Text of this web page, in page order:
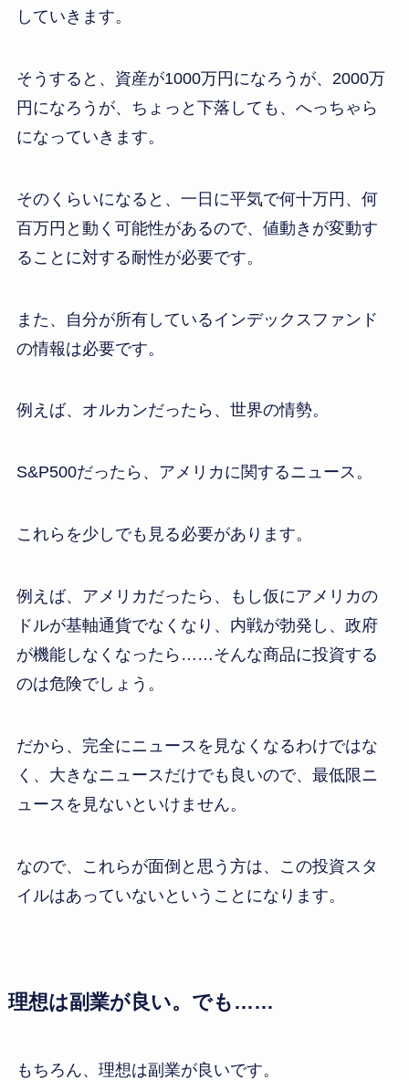
していきます。
そうすると、資産が1000万円になろうが、2000万
円になろうが、ちょっと下落しても、へっちゃら
になっていきます。
そのくらいになると、一日に平気で何十万円、何
百万円と動く可能性があるので、値動きが変動す
ることに対する耐性が必要です。
また、自分が所有しているインデックスファンド
の情報は必要です。
例えば、オルカンだったら、世界の情勢。
S&P500だったら、アメリカに関するニュース。
これらを少しでも見る必要があります。
例えば、アメリカだったら、もし仮にアメリカの
ドルが基軸通貨でなくなり、内戦が勃発し、政府
が機能しなくなったら……そんな商品に投資する
のは危険でしょう。
だから、完全にニュースを見なくなるわけではな
く、大きなニュースだけでも良いので、最低限ニ
ュースを見ないといけません。
なので、これらが面倒と思う方は、この投資スタ
イルはあっていないということになります。
理想は副業が良い。でも……
もちろん、理想は副業が良いです。